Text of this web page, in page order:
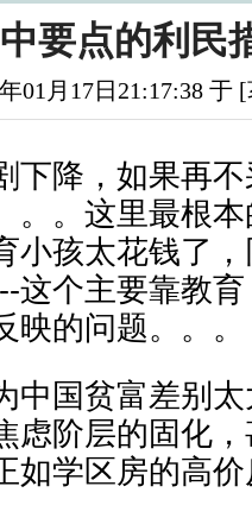
要点的利民
01月17日21:17:38 于
下降，如果再
。。这里最根
小孩太花钱了
这个主要靠教
的问题。。。
中国贫富差别
虑阶层的固化
如学区房的高